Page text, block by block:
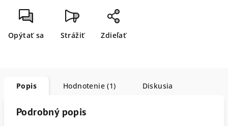
Opýtať sa Strážiť Zdieľať
Popis Hodnotenie (1) Diskusia
Podrobný popis